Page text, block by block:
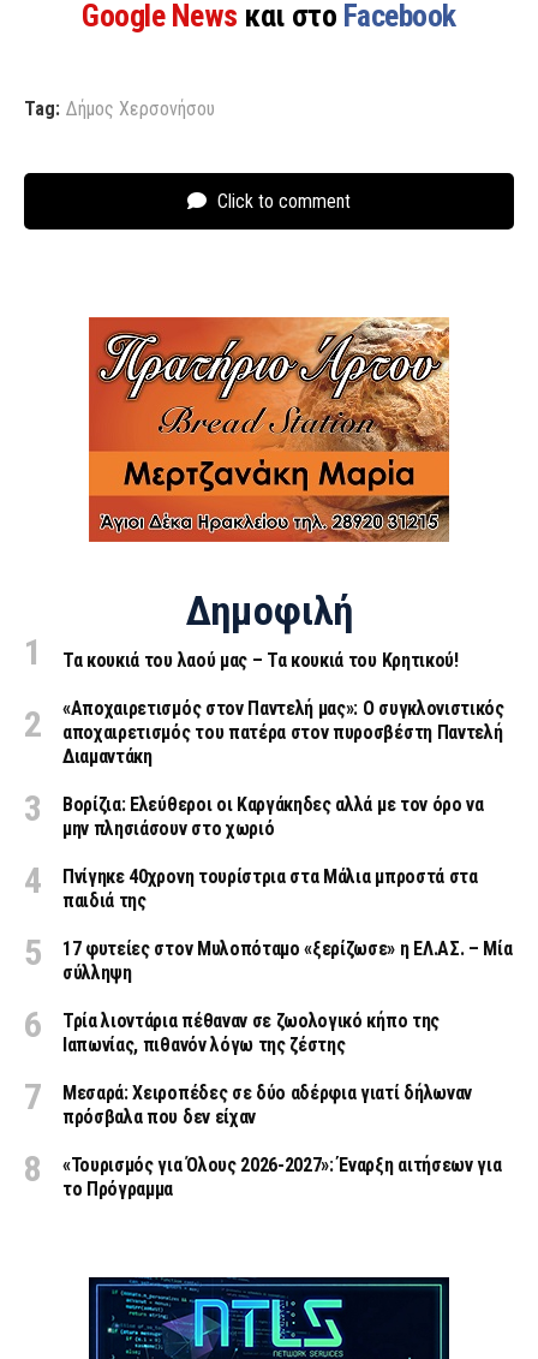
Google News και στο Facebook
Tag: Δήμος Χερσονήσου
Click to comment
Δημοφιλή
Τα κουκιά του λαού μας – Τα κουκιά του Κρητικού!
«Aποχαιρετισμός στον Παντελή μας»: Ο συγκλονιστικός
αποχαιρετισμός του πατέρα στον πυροσβέστη Παντελή
Διαμαντάκη
Βορίζια: Ελεύθεροι οι Καργάκηδες αλλά με τον όρο να
μην πλησιάσουν στο χωριό
Πνίγηκε 40χρονη τουρίστρια στα Μάλια μπροστά στα
παιδιά της
17 φυτείες στον Μυλοπόταμο «ξερίζωσε» η ΕΛ.ΑΣ. – Μία
σύλληψη
Τρία λιοντάρια πέθαναν σε ζωολογικό κήπο της
Ιαπωνίας, πιθανόν λόγω της ζέστης
Μεσαρά: Χειροπέδες σε δύο αδέρφια γιατί δήλωναν
πρόσβαλα που δεν είχαν
«Τουρισμός για Όλους 2026-2027»: Έναρξη αιτήσεων για
το Πρόγραμμα